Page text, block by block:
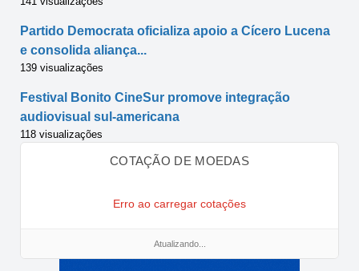
Partido Democrata oficializa apoio a Cícero Lucena
e consolida aliança...
139 visualizações
Festival Bonito CineSur promove integração
audiovisual sul-americana
118 visualizações
COTAÇÃO DE MOEDAS
Erro ao carregar cotações
Atualizando...